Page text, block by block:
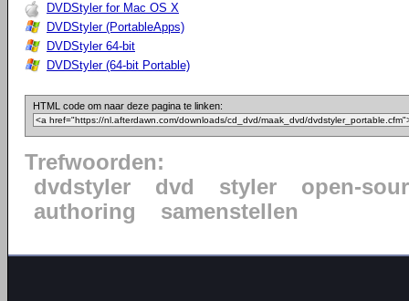
DVDStyler for Mac OS X
DVDStyler (PortableApps)
DVDStyler 64-bit
DVDStyler (64-bit Portable)
HTML code om naar deze pagina te linken:
Trefwoorden:
dvdstyler
dvd styler
open-
authoring
samenstellen